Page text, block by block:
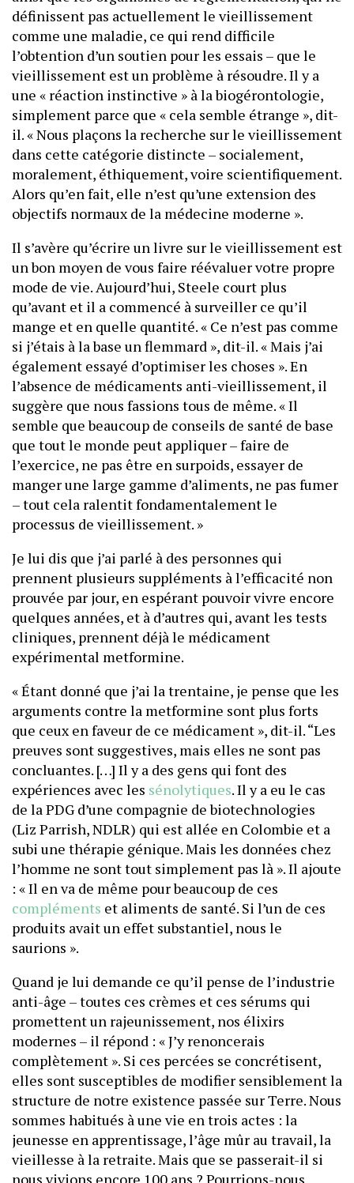
définissent pas actuellement le vieillissement
comme une maladie, ce qui rend difficile
l’obtention d’un soutien pour les essais – que le
vieillissement est un problème à résoudre. Il y a
une « réaction instinctive » à la biogérontologie,
simplement parce que « cela semble étrange », dit-
il. « Nous plaçons la recherche sur le vieillissement
dans cette catégorie distincte – socialement,
moralement, éthiquement, voire scientifiquement.
Alors qu’en fait, elle n’est qu’une extension des
objectifs normaux de la médecine moderne ».
Il s’avère qu’écrire un livre sur le vieillissement est
un bon moyen de vous faire réévaluer votre propre
mode de vie. Aujourd’hui, Steele court plus
qu’avant et il a commencé à surveiller ce qu’il
mange et en quelle quantité. « Ce n’est pas comme
si j’étais à la base un flemmard », dit-il. « Mais j’ai
également essayé d’optimiser les choses ». En
l’absence de médicaments anti-vieillissement, il
suggère que nous fassions tous de même. « Il
semble que beaucoup de conseils de santé de base
que tout le monde peut appliquer – faire de
l’exercice, ne pas être en surpoids, essayer de
manger une large gamme d’aliments, ne pas fumer
– tout cela ralentit fondamentalement le
processus de vieillissement. »
Je lui dis que j’ai parlé à des personnes qui
prennent plusieurs suppléments à l’efficacité non
prouvée par jour, en espérant pouvoir vivre encore
quelques années, et à d’autres qui, avant les tests
cliniques, prennent déjà le médicament
expérimental metformine.
« Étant donné que j’ai la trentaine, je pense que les
arguments contre la metformine sont plus forts
que ceux en faveur de ce médicament », dit-il. “Les
preuves sont suggestives, mais elles ne sont pas
concluantes. […] Il y a des gens qui font des
expériences avec les sénolytiques. Il y a eu le cas
de la PDG d’une compagnie de biotechnologies
(Liz Parrish, NDLR) qui est allée en Colombie et a
subi une thérapie génique. Mais les données chez
l’homme ne sont tout simplement pas là ». Il ajoute
: « Il en va de même pour beaucoup de ces
compléments et aliments de santé. Si l’un de ces
produits avait un effet substantiel, nous le
saurions ».
Quand je lui demande ce qu’il pense de l’industrie
anti-âge – toutes ces crèmes et ces sérums qui
promettent un rajeunissement, nos élixirs
modernes – il répond : « J’y renoncerais
complètement ». Si ces percées se concrétisent,
elles sont susceptibles de modifier sensiblement la
structure de notre existence passée sur Terre. Nous
sommes habitués à une vie en trois actes : la
jeunesse en apprentissage, l’âge mûr au travail, la
vieillesse à la retraite. Mais que se passerait-il si
nous vivions encore 100 ans ? Pourrions-nous